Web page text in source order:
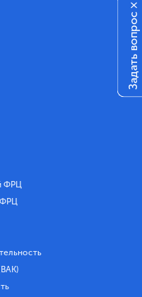
ФРЦ
ФРЦ
Задать вопрос
×